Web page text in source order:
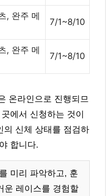
, 완주 메
7/1~8/10
, 완주 메
7/1~8/10
온라인으로 진행되므
에서 신청하는 것이
의 신체 상태를 점검하
합니다.
미리 파악하고, 훈
운 레이스를 경험할